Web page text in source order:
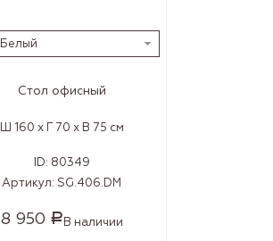
Белый
Стол офисный
Ш 160 x Г 70 x В 75 см
ID: 80349
Артикул: SG.406.DM
8 950 Р В наличии